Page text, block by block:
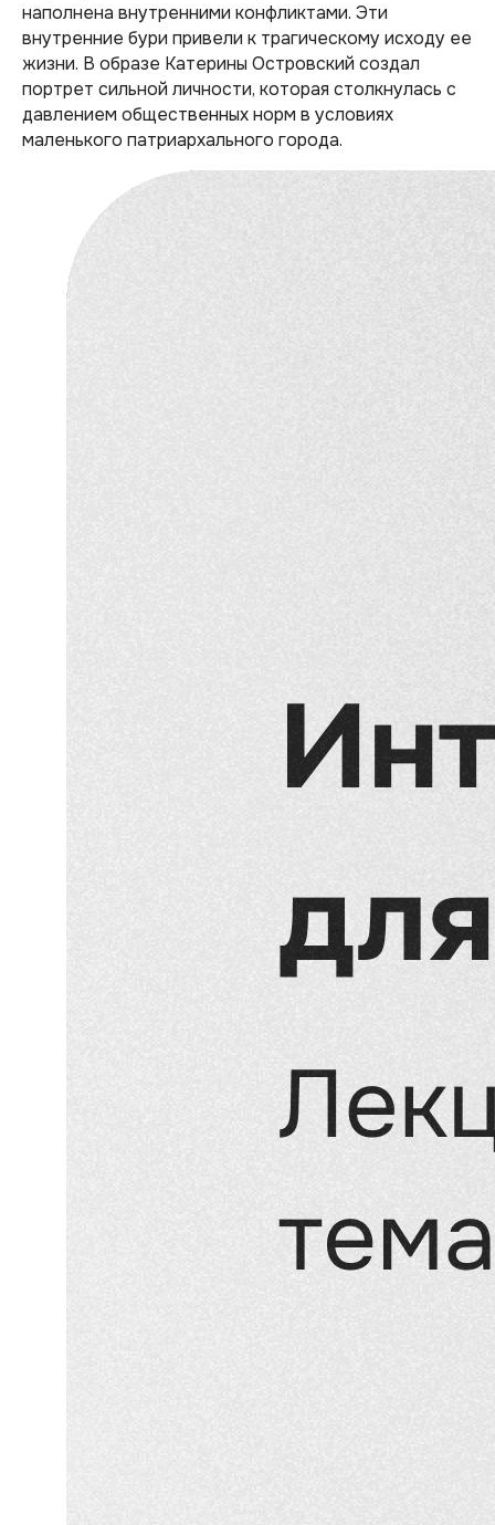
наполнена внутренними конфликтами. Эти
внутренние бури привели к трагическому исходу ее
жизни. В образе Катерины Островский создал
портрет сильной личности, которая столкнулась с
давлением общественных норм в условиях
маленького патриархального города.